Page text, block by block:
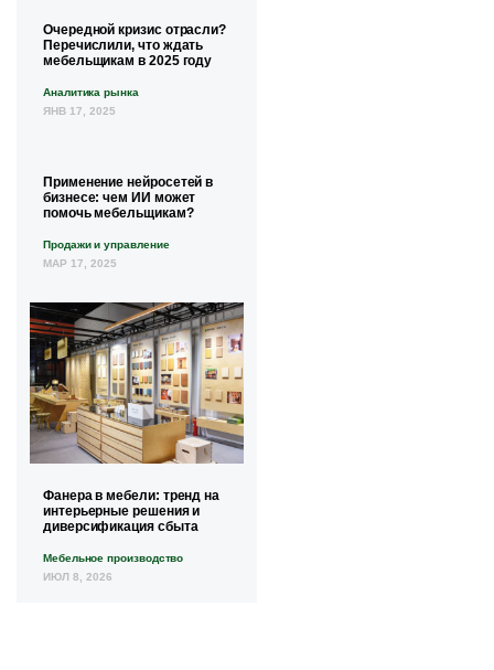
Очередной кризис отрасли?
Перечислили, что ждать
мебельщикам в 2025 году
Аналитика рынка
ЯНВ 17, 2025
Применение нейросетей в
бизнесе: чем ИИ может
помочь мебельщикам?
Продажи и управление
МАР 17, 2025
Фанера в мебели: тренд на
интерьерные решения и
диверсификация сбыта
Мебельное производство
ИЮЛ 8, 2026